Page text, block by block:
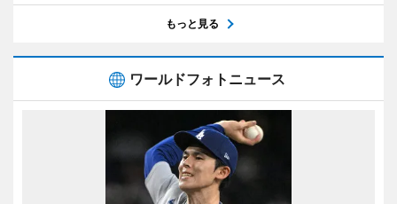
もっと見る
ワールドフォトニュース